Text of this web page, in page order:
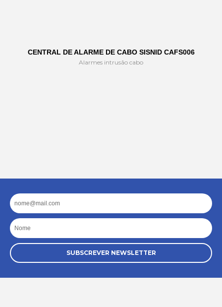
CENTRAL DE ALARME DE CABO SISNID CAFS006
Alarmes intrusão cabo
Email
Nome
SUBSCREVER NEWSLETTER